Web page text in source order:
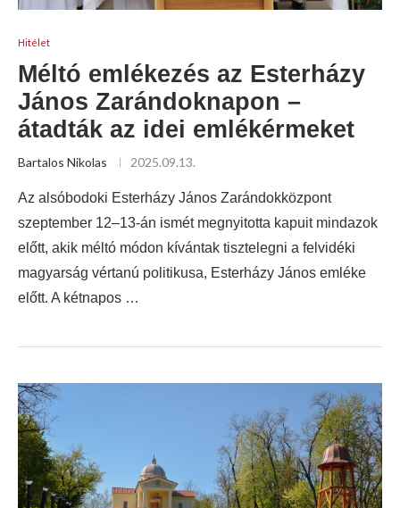
Hitélet
Méltó emlékezés az Esterházy
János Zarándoknapon –
átadták az idei emlékérmeket
Bartalos Nikolas 2025.09.13.
Az alsóbodoki Esterházy János Zarándokközpont
szeptember 12–13-án ismét megnyitotta kapuit mindazok
előtt, akik méltó módon kívántak tisztelegni a felvidéki
magyarság vértanú politikusa, Esterházy János emléke
előtt. A kétnapos …